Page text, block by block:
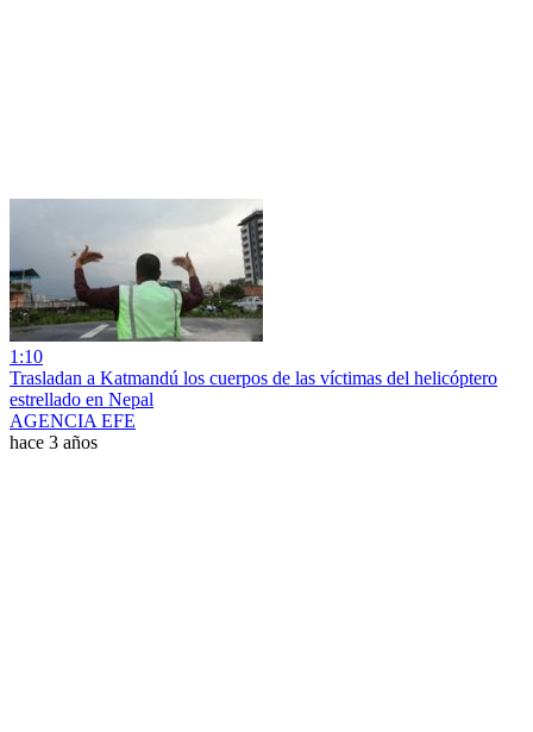
1:10
Trasladan a Katmandú los cuerpos de las víctimas del helicóptero
estrellado en Nepal
AGENCIA EFE
hace 3 años